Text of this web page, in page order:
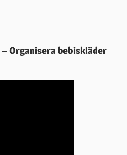
– Organisera bebiskläder